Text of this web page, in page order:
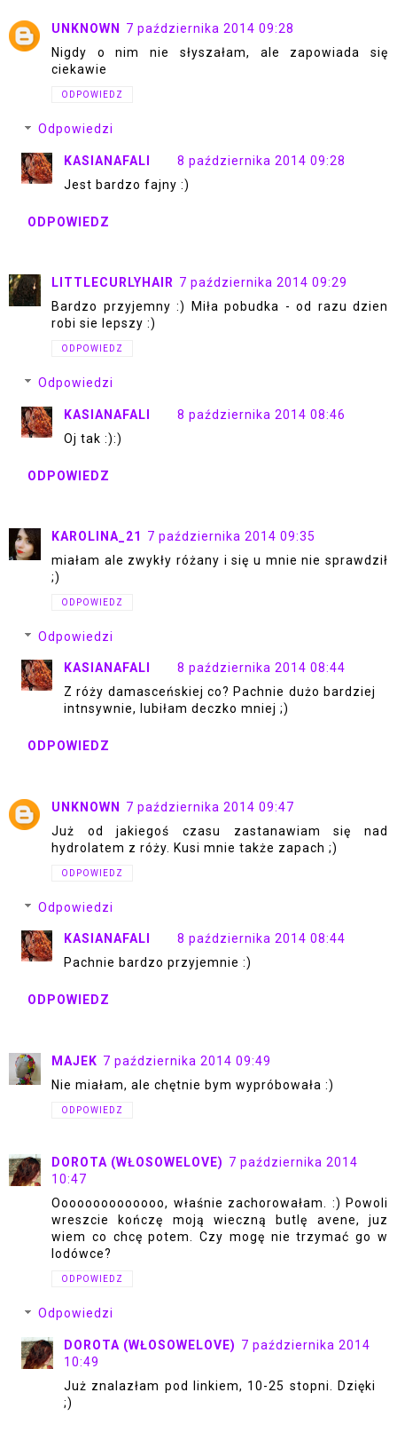
UNKNOWN
7 października 2014 09:28
Nigdy o nim nie słyszałam, ale zapowiada się
ciekawie
ODPOWIEDZ
Odpowiedzi
KASIANAFALI
8 października 2014 09:28
Jest bardzo fajny :)
ODPOWIEDZ
LITTLECURLYHAIR 7 października 2014 09:29
Bardzo przyjemny :) Miła pobudka - od razu dzien
robi sie lepszy :)
ODPOWIEDZ
Odpowiedzi
KASIANAFALI
8 października 2014 08:46
Oj tak :):)
ODPOWIEDZ
KAROLINA_21
7 października 2014 09:35
miałam ale zwykły różany i się u mnie nie sprawdził
;)
ODPOWIEDZ
Odpowiedzi
KASIANAFALI
8 października 2014 08:44
Z róży damasceńskiej co? Pachnie dużo bardziej
intnsywnie, lubiłam deczko mniej ;)
ODPOWIEDZ
UNKNOWN
7 października 2014 09:47
Już od jakiegoś czasu zastanawiam się nad
hydrolatem z róży. Kusi mnie także zapach ;)
ODPOWIEDZ
Odpowiedzi
KASIANAFALI
8 października 2014 08:44
Pachnie bardzo przyjemnie :)
ODPOWIEDZ
MAJEK 7 października 2014 09:49
Nie miałam, ale chętnie bym wypróbowała :)
ODPOWIEDZ
DOROTA (WŁOSOWELOVE) 7 października 2014
10:47
Oooooooooooooo, właśnie zachorowałam. :) Powoli
wreszcie kończę moją wieczną butlę avene, juz
wiem co chcę potem. Czy mogę nie trzymać go w
lodówce?
ODPOWIEDZ
Odpowiedzi
DOROTA (WŁOSOWELOVE) 7 października 2014
10:49
Już znalazłam pod linkiem, 10-25 stopni. Dzięki
;)